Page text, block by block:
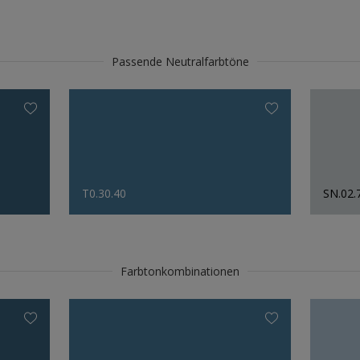
Passende Neutralfarbtöne
T0.30.40
Farbtonkombinationen